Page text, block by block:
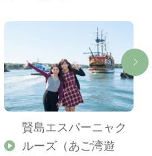
賢島エスパーニャク
ルーズ（あご湾遊